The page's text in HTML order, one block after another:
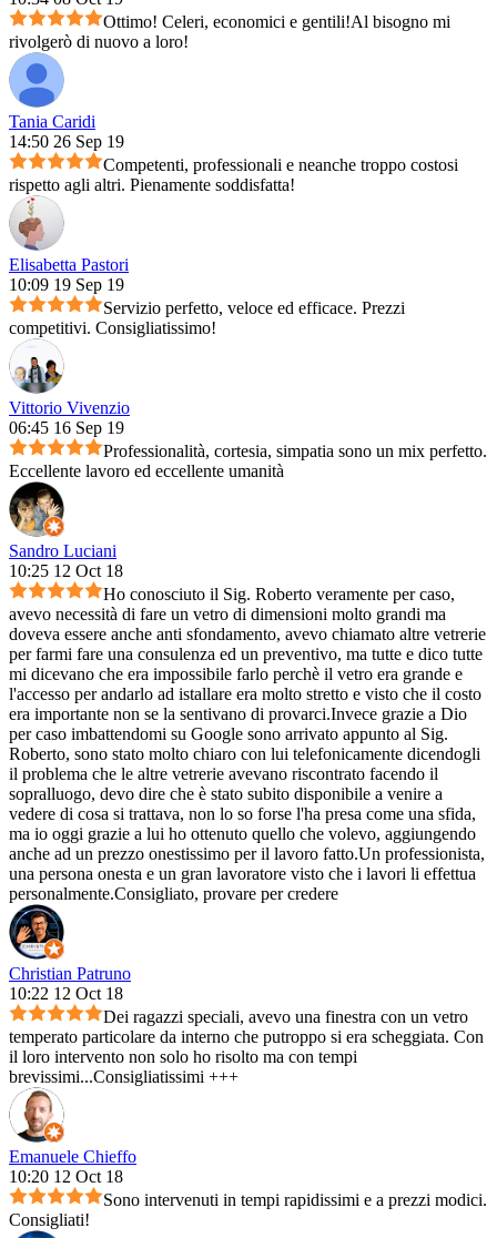
Ottimo! Celeri, economici e gentili!Al bisogno mi
rivolgerò di nuovo a loro!
Tania Caridi
14:50 26 Sep 19
Competenti, professionali e neanche troppo costosi
rispetto agli altri. Pienamente soddisfatta!
Elisabetta Pastori
10:09 19 Sep 19
Servizio perfetto, veloce ed efficace. Prezzi
competitivi. Consigliatissimo!
Vittorio Vivenzio
06:45 16 Sep 19
Professionalità, cortesia, simpatia sono un mix perfetto.
Eccellente lavoro ed eccellente umanità
Sandro Luciani
10:25 12 Oct 18
Ho conosciuto il Sig. Roberto veramente per caso,
avevo necessità di fare un vetro di dimensioni molto grandi ma
doveva essere anche anti sfondamento, avevo chiamato altre vetrerie
per farmi fare una consulenza ed un preventivo, ma tutte e dico tutte
mi dicevano che era impossibile farlo perchè il vetro era grande e
l'accesso per andarlo ad istallare era molto stretto e visto che il costo
era importante non se la sentivano di provarci.Invece grazie a Dio
per caso imbattendomi su Google sono arrivato appunto al Sig.
Roberto, sono stato molto chiaro con lui telefonicamente dicendogli
il problema che le altre vetrerie avevano riscontrato facendo il
sopralluogo, devo dire che è stato subito disponibile a venire a
vedere di cosa si trattava, non lo so forse l'ha presa come una sfida,
ma io oggi grazie a lui ho ottenuto quello che volevo, aggiungendo
anche ad un prezzo onestissimo per il lavoro fatto.Un professionista,
una persona onesta e un gran lavoratore visto che i lavori li effettua
personalmente.Consigliato, provare per credere
Christian Patruno
10:22 12 Oct 18
Dei ragazzi speciali, avevo una finestra con un vetro
temperato particolare da interno che putroppo si era scheggiata. Con
il loro intervento non solo ho risolto ma con tempi
brevissimi...Consigliatissimi +++
Emanuele Chieffo
10:20 12 Oct 18
Sono intervenuti in tempi rapidissimi e a prezzi modici.
Consigliati!